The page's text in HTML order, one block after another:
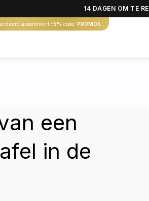
14 DAGEN OM TE
assortiment -5% code: PROMO5
een
in de